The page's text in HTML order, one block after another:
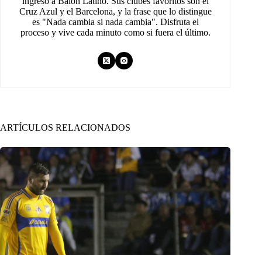
Cruz Azul y el Barcelona, y la frase que lo distingue
es "Nada cambia si nada cambia". Disfruta el
proceso y vive cada minuto como si fuera el último.
ARTÍCULOS RELACIONADOS